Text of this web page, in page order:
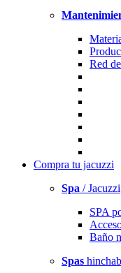
Red
Compra tu jacuzzi
Spa / Jacuzzi
SPA
Baño
Spas